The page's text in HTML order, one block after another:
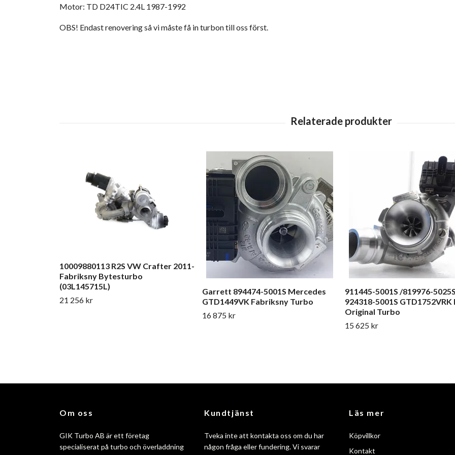
Motor: TD D24TIC 2.4L 1987-1992
OBS! Endast renovering så vi måste få in turbon till oss först.
10009880113 R2S VW Crafter 2011-
Fabriksny Bytesturbo
(03L145715L)
21 256 kr
Garrett 894474-5001S Mercedes
GTD1449VK Fabriksny Turbo
16 875 kr
911445-5001S /819976-
924318-5001S
Original Turbo
15 625 kr
Om oss
GIK Turbo AB är ett företag
specialiserat på turbo och överladdning
Kundtjänst
Tveka inte att kontakta oss om du har
någon fråga eller fundering. Vi svarar
Läs mer
Köpvillkor
Kontakt